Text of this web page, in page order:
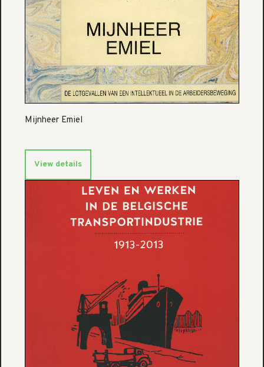
Mijnheer Emiel
View details